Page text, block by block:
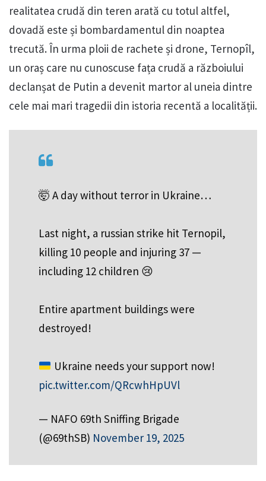
realitatea crudă din teren arată cu totul altfel,
dovadă este și bombardamentul din noaptea
trecută. În urma ploii de rachete și drone, Ternopîl,
un oraș care nu cunoscuse fața crudă a războiului
declanșat de Putin a devenit martor al uneia dintre
cele mai mari tragedii din istoria recentă a localității.
🤯 A day without terror in Ukraine…
Last night, a russian strike hit Ternopil,
killing 10 people and injuring 37 —
including 12 children 😢
Entire apartment buildings were
destroyed!
Ukraine needs your support now!
pic.twitter.com/QRcwhHpUVl
— NAFO 69th Sniffing Brigade
(@69thSB) November 19, 2025